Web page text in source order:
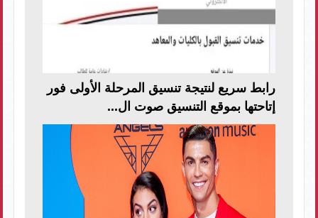
رابط سريع لنتيجة تنسيق المرحلة الأولى فور
إتاحتها بموقع التنسيق صوت ال...